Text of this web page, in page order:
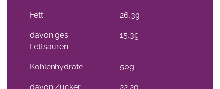
Fett 26,3g
davon ges.
Fettsäuren
15,3g
Kohlenhydrate 50g
davon Zucker 22,2g